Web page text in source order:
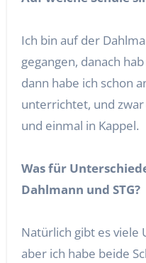
Ich bin auf der
gegangen, danach
dann habe ich schon
unterrichtet, und
und einmal in Kappel.
Wasfür
Dahlmann und STG?
Natürlich gibt es viele
aber ich habe beide